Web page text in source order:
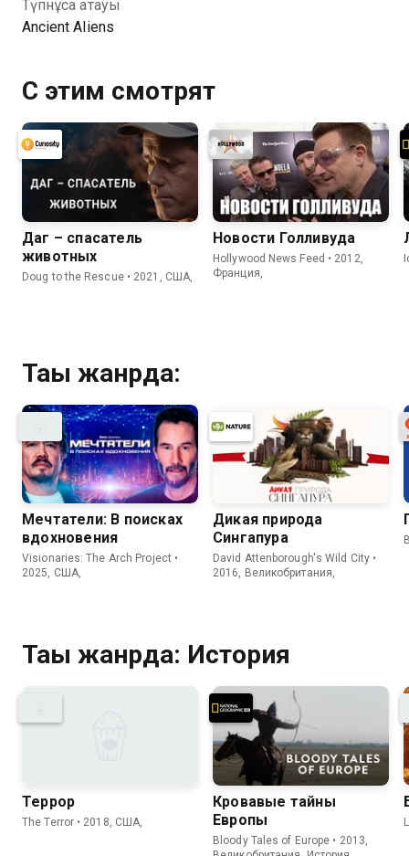
қолжетімді.
Түпнұсқа атауы
Ancient Aliens
С этим смотрят
Даг – спасатель
животных
Doug to the Rescue • 2021, США,
Новости Голливуда
Hollywood News Feed • 2012,
Франция,
Тағы жанрда:
Мечтатели: В поисках
вдохновения
Visionaries: The Arch Project •
2025, США,
Дикая природа
Сингапура
David Attenborough's Wild City •
2016, Великобритания,
Тағы жанрда: История
Террор
The Terror • 2018, США,
Кровавые тайны
Европы
Bloody Tales of Europe • 2013,